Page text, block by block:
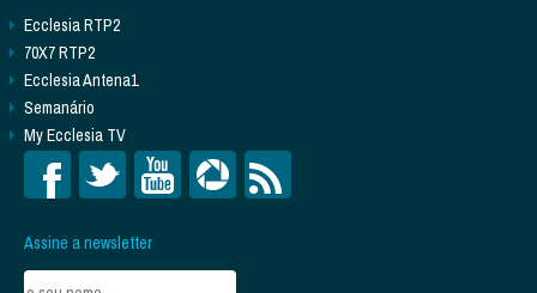
Ecclesia RTP2
70X7 RTP2
Ecclesia Antena1
Semanário
My Ecclesia TV
Assine a newsletter